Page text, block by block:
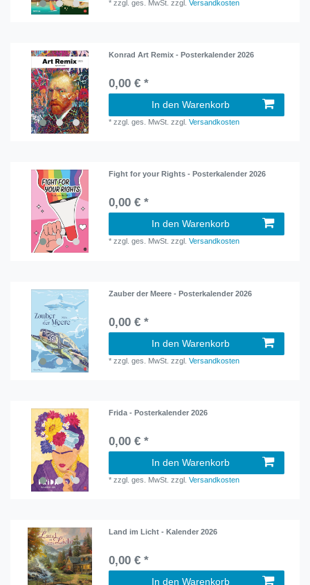
*zzgl. ges. MwSt. zzgl.Versandkosten
Konrad Art Remix - Posterkalender 2026
0,00 € *
In den Warenkorb
*zzgl. ges. MwSt. zzgl.Versandkosten
Fight for your Rights - Posterkalender 2026
0,00 € *
In den Warenkorb
*zzgl. ges. MwSt. zzgl.Versandkosten
Zauber der Meere - Posterkalender 2026
0,00 € *
In den Warenkorb
*zzgl. ges. MwSt. zzgl.Versandkosten
Frida - Posterkalender 2026
0,00 € *
In den Warenkorb
*zzgl. ges. MwSt. zzgl.Versandkosten
Land im Licht - Kalender 2026
0,00 € *
In den Warenkorb